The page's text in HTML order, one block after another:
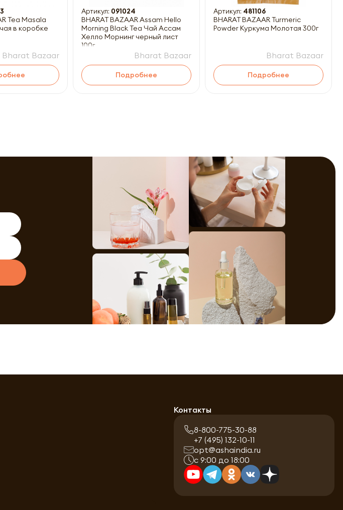
Tea Masala
в коробке
Bharat Bazaar
Артикул: 091024
BHARAT BAZAAR Assam Hello
Morning Black Tea Чай Ассам
Хелло Морнинг черный лист
100г
Bharat Bazaar
Подробнее
Артикул: 481106
BHARAT BAZAAR Turmeric
Powder Куркума Молотая 300г
Bharat Bazaar
Подробнее
Контакты
8-800-775-30-88
+7 (495) 132-10-11
opt@ashaindia.ru
с 9:00 до 18:00